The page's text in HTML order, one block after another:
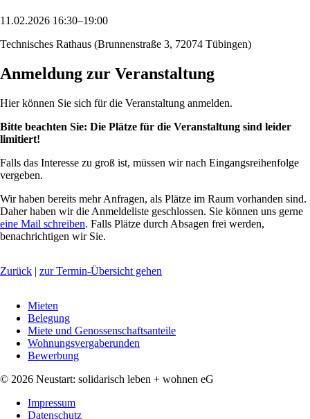
11.02.2026 16:30–19:00
Technisches Rathaus (Brunnenstraße 3, 72074 Tübingen)
Anmeldung zur Veranstaltung
Hier können Sie sich für die Veranstaltung anmelden.
Bitte beachten Sie: Die Plätze für die Veranstaltung sind leider
limitiert!
Falls das Interesse zu groß ist, müssen wir nach Eingangsreihenfolge
vergeben.
Wir haben bereits mehr Anfragen, als Plätze im Raum vorhanden sind.
Daher haben wir die Anmeldeliste geschlossen. Sie können uns gerne
eine Mail schreiben. Falls Plätze durch Absagen frei werden,
benachrichtigen wir Sie.
Zurück | zur Termin-Übersicht gehen
überspringen
Mieten
Belegung
Miete und Genossenschaftsanteile
Wohnungsvergaberunden
Bewerbung
© 2026 Neustart: solidarisch leben + wohnen eG
überspringen
Impressum
Datenschutz